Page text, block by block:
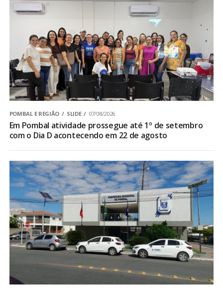
POMBAL E REGIÃO SLIDE 07/08/2026
Em Pombal atividade prossegue até 1º de setembro
com o Dia D acontecendo em 22 de agosto